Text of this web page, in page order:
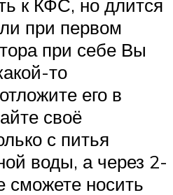
к КФС, но длится
при первом
при себе Вы
то
его в
своё
с питья
воды, а через 2-
носить